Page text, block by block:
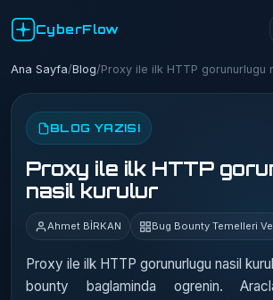
CyberFlow
Ana Sayfa/Blog/Proxy ile ilk HTTP gorunurlugu
BLOG YAZISI
Proxy ile ilk HTTP
nasil kurulur
Ahmet BİRKAN Bug Bounty Temelleri
Proxy ile ilk HTTP gorunurlugu nasil
bounty baglaminda ogrenin.